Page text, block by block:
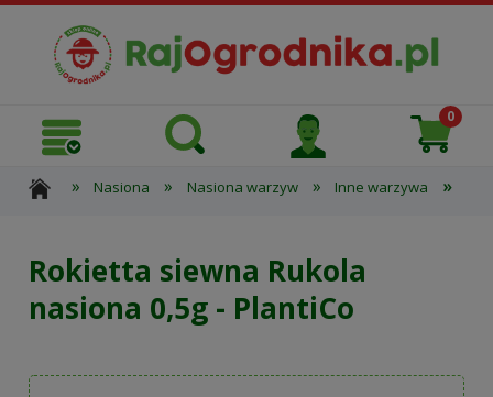
» Nasiona » Nasiona warzyw » Inne warzywa »
Rokietta siewna Rukola
nasiona 0,5g - PlantiCo